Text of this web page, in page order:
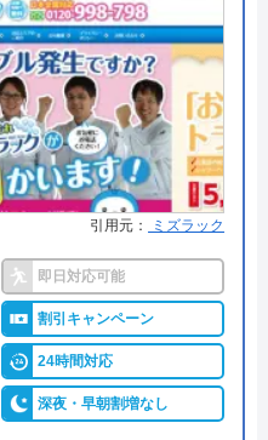
引用元： ミズラック
即日対応可能
割引キャンペーン
24時間対応
深夜・早朝割増なし